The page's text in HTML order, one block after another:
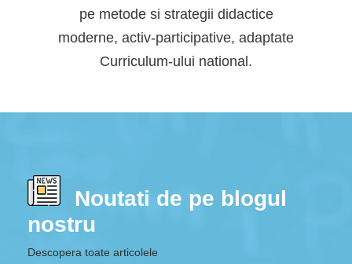
pe metode si strategii didactice
moderne, activ-participative, adaptate
Curriculum-ului national.
Noutati de pe blogul
nostru
Descopera toate articolele